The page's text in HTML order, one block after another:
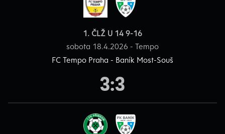
1. ČLŽ U 14 9-16
sobota 18.4.2026 - Tempo
FC Tempo Praha - Baník Most-Souš
3:3